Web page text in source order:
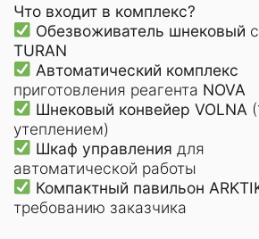
Что входит в комплекс?
Обезвоживатель шнековый
TURAN
Автоматический комплекс
приготовления реагента NOVA
Шнековый конвейер VOLNA
утеплением)
Шкаф управления для
автоматической работы
Компактный павильон
требованию заказчика